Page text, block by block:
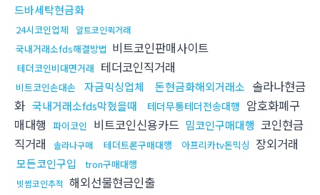
드바세탁현금화
24시코인업체 알트코인퀵거래
국내거래소fds해결방법 비트코인판매사이트
테더코인비대면거래 테더코인직거래
비트코인손대손 자금믹싱업체 돈현금화해외거래소 솔라나현금
화 국내거래소fds막혔을때 테더무통테더전송대행 암호화폐구
매대행 파이코인 비트코인신용카드 밈코인구매대행 코인현금
직거래
솔라나구매 테더트론구매대행 아프리카tv돈믹싱 장외거래
모든코인구입 tron구매대행
빗썸코인추적 해외선물현금인출